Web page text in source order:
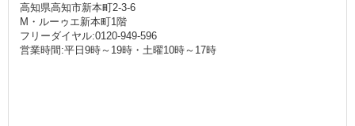
高知県高知市新本町2-3-6
M・ルーゥエ新本町1階
フリーダイヤル:0120-949-596
営業時間:平日9時～19時・土曜10時～17時